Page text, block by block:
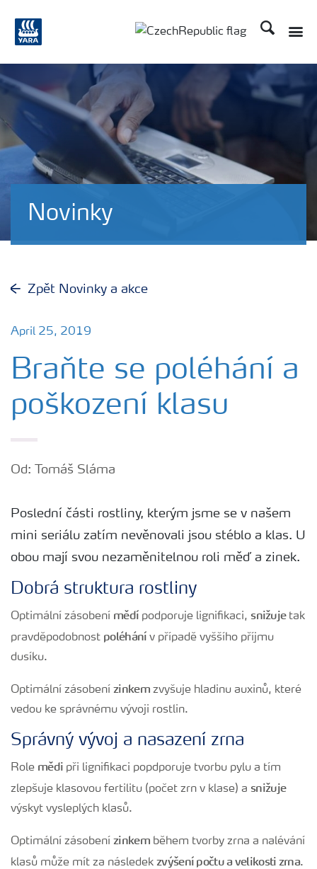
Hledat
Novinky
Zpět Novinky a akce
April 25, 2019
Braňte se poléhání a
poškození klasu
Od: Tomáš Sláma
Poslední části rostliny, kterým jsme se v našem
mini seriálu zatím nevěnovali jsou stéblo a klas. U
obou mají svou nezaměnitelnou roli měď a zinek.
Dobrá struktura rostliny
Optimální zásobení mědí podporuje lignifikaci, snižujetak
pravděpodobnost poléhání v případě vyššího příjmu
dusíku.
Optimální zásobení zinkemzvyšuje hladinu auxinů, které
vedou ke správnému vývoji rostlin.
Správný vývoj a nasazení zrna
Role mědi při lignifikaci popdporuje tvorbu pylu a tím
zlepšuje klasovou fertilitu (počet zrn v klase) a snižuje
výskyt vysleplých klasů.
Optimální zásobení zinkemběhem tvorby zrna a nalévání
klasů může mít za následek zvýšení počtu a velikosti zrna.